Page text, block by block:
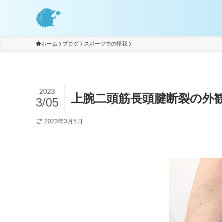
ホーム ブログ スポーツでの怪我
上腕二頭筋長頭腱断裂の外
2023
3/05
2023年3月5日